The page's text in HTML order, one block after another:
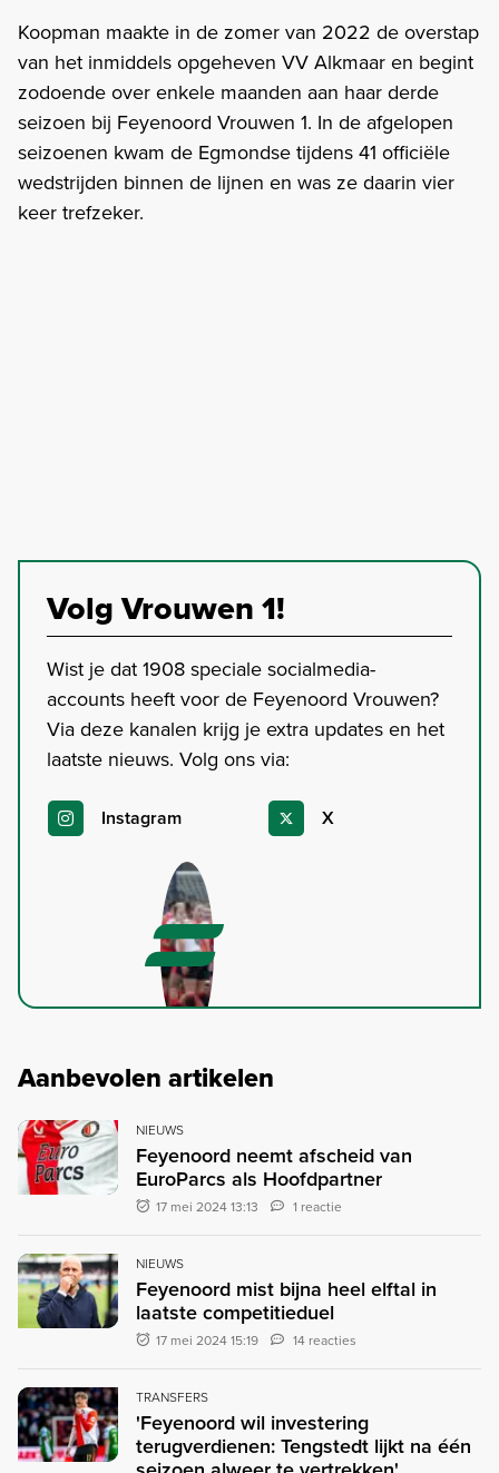
Koopman maakte in de zomer van 2022 de overstap
van het inmiddels opgeheven VV Alkmaar en begint
zodoende over enkele maanden aan haar derde
seizoen bij Feyenoord Vrouwen 1. In de afgelopen
seizoenen kwam de Egmondse tijdens 41 officiële
wedstrijden binnen de lijnen en was ze daarin vier
keer trefzeker.
Volg Vrouwen 1!
Wist je dat 1908 speciale socialmedia-
accounts heeft voor de Feyenoord Vrouwen?
Via deze kanalen krijg je extra updates en het
laatste nieuws. Volg ons via:
Instagram X
Aanbevolen artikelen
NIEUWS
Feyenoord neemt afscheid van
EuroParcs als Hoofdpartner
17 mei 2024 13:13 1 reactie
NIEUWS
Feyenoord mist bijna heel elftal in
laatste competitieduel
17 mei 2024 15:19 14 reacties
TRANSFERS
'Feyenoord wil investering
terugverdienen: Tengstedt lijkt na één